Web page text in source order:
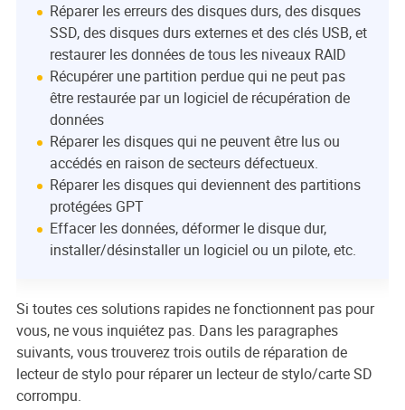
Réparer les erreurs des disques durs, des disques
SSD, des disques durs externes et des clés USB, et
restaurer les données de tous les niveaux RAID
Récupérer une partition perdue qui ne peut pas
être restaurée par un logiciel de récupération de
données
Réparer les disques qui ne peuvent être lus ou
accédés en raison de secteurs défectueux.
Réparer les disques qui deviennent des partitions
protégées GPT
Effacer les données, déformer le disque dur,
installer/désinstaller un logiciel ou un pilote, etc.
Si toutes ces solutions rapides ne fonctionnent pas pour
vous, ne vous inquiétez pas. Dans les paragraphes
suivants, vous trouverez trois outils de réparation de
lecteur de stylo pour réparer un lecteur de stylo/carte SD
corrompu.